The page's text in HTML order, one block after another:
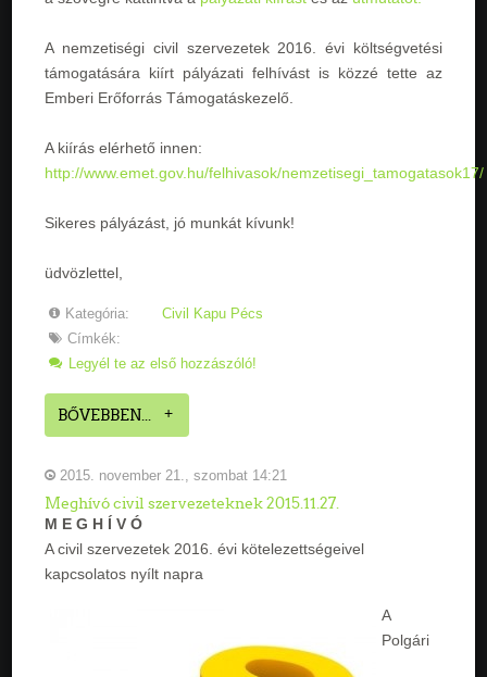
A nemzetiségi civil szervezetek 2016. évi költségvetési
támogatására kiírt pályázati felhívást is közzé tette az
Emberi Erőforrás Támogatáskezelő.
A kiírás elérhető innen:
http://www.emet.gov.hu/felhivasok/nemzetisegi_tamogatasok17/
Sikeres pályázást, jó munkát kívunk!
üdvözlettel,
Kategória:
Civil Kapu Pécs
Címkék:
Legyél te az első hozzászóló!
BŐVEBBEN...
2015. november 21., szombat 14:21
Meghívó civil szervezeteknek 2015.11.27.
M E G H Í V Ó
A civil szervezetek 2016. évi kötelezettségeivel
kapcsolatos nyílt napra
A
Polgári